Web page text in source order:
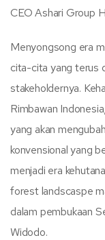
CEO Ashari Group
Menyongsong era
cita-cita yang terus
stakeholdernya.
Rimbawan
yang akan
konvensional yang
menjadi era
forest landscaspe
dalam pembukaan
Widodo.